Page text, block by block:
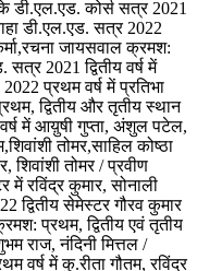
डी.एल.एड. कोर्स सत्र 2021
डी.एल.एड. सत्र 2022
जायसवाल क्रमश:
2021 द्वितीय वर्ष में
प्रथम वर्ष में प्रतिभा
द्वितीय और तृतीय स्थान
में आय़ुषी गुप्ता, अंशुल पटेल,
तोमर,साहिल कोष्ठा
तोमर / प्रवीण
में रविंद्र कुमार, सोनाली
द्वितीय सेमेस्टर गौरव कुमार
प्रथम, द्वितीय एवं तृतीय
राज, नंदिनी मित्तल /
वर्ष में कु.रीता गौतम, रविंद्र